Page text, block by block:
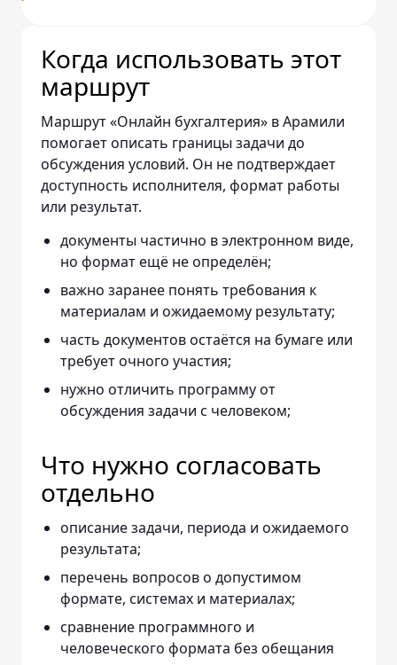
Когда использовать этот
маршрут
Маршрут «Онлайн бухгалтерия» в Арамили
помогает описать границы задачи до
обсуждения условий. Он не подтверждает
доступность исполнителя, формат работы
или результат.
документы частично в электронном виде,
но формат ещё не определён;
важно заранее понять требования к
материалам и ожидаемому результату;
часть документов остаётся на бумаге или
требует очного участия;
нужно отличить программу от
обсуждения задачи с человеком;
Что нужно согласовать
отдельно
описание задачи, периода и ожидаемого
результата;
перечень вопросов о допустимом
формате, системах и материалах;
сравнение программного и
человеческого формата без обещания